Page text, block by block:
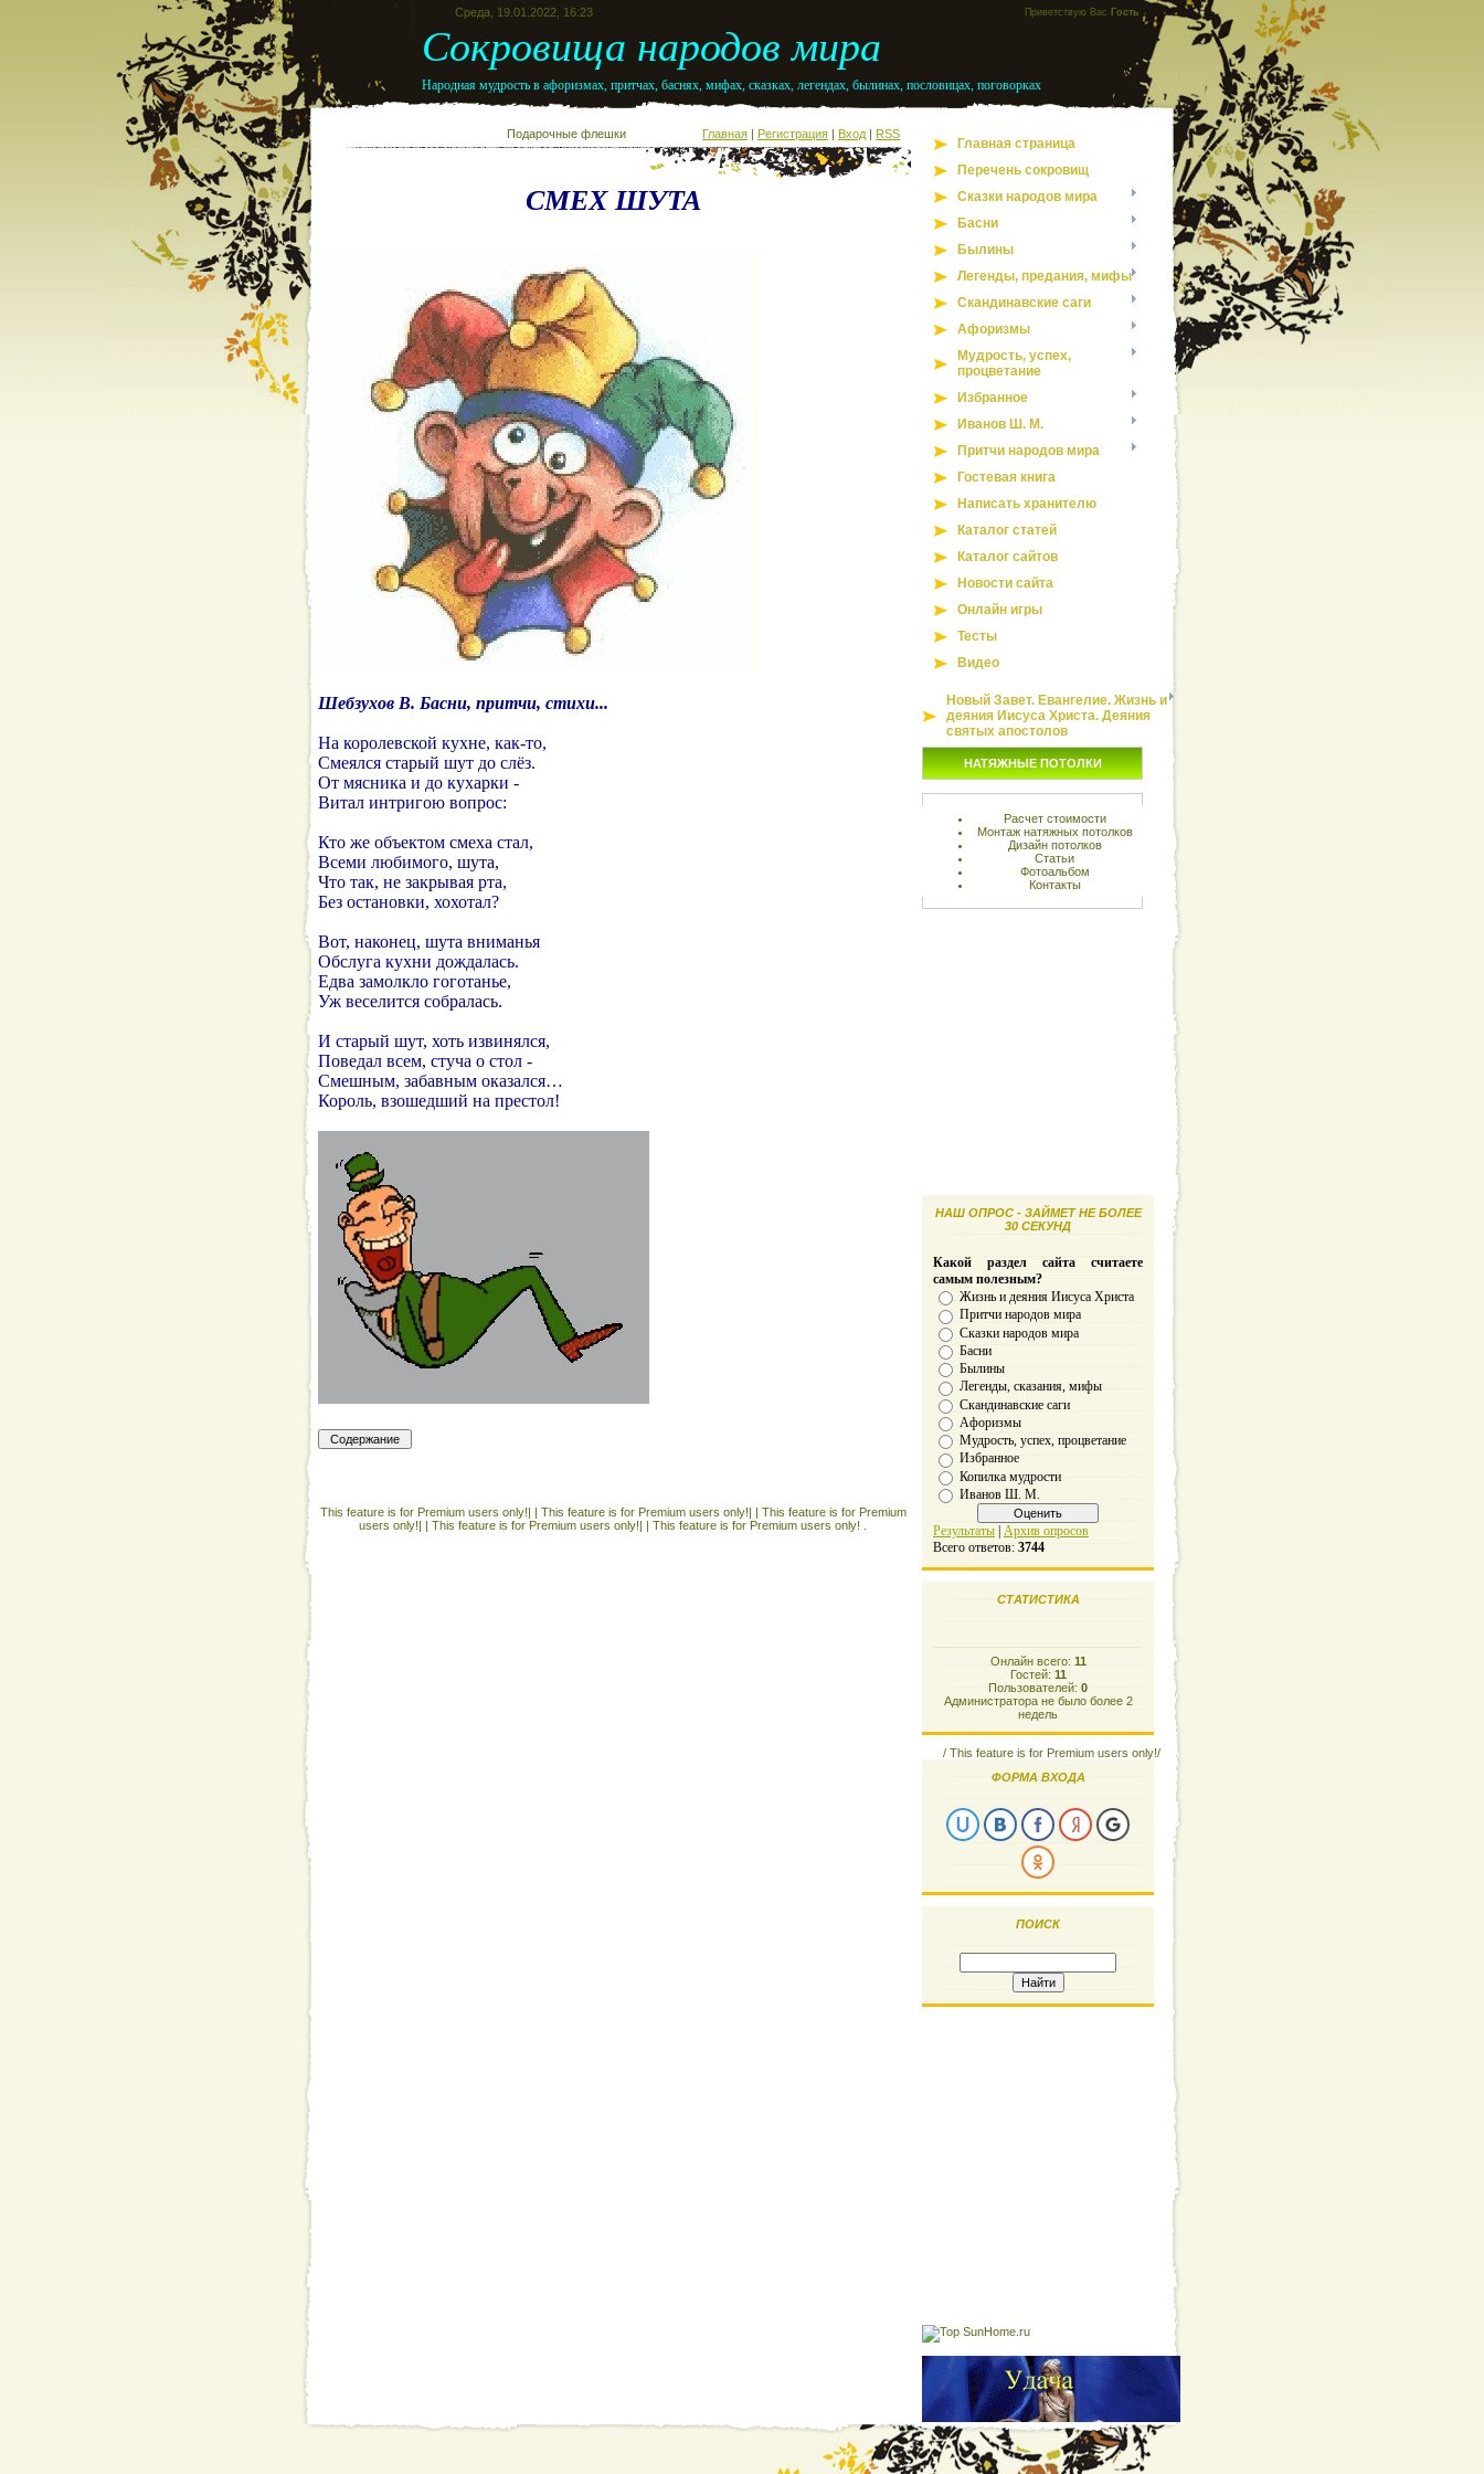
Среда, 19.01.2022, 16:23 Приветствую Вас Гость
Сокровища народов мира
Народная мудрость в афоризмах, притчах, баснях, мифах, сказках, легендах, былинах, пословицах, поговорках
Подарочные флешки Главная | Регистрация | Вход | RSS
СМЕХ ШУТА
Шебзухов В. Басни, притчи, стихи...
На королевской кухне, как-то,
Смеялся старый шут до слёз.
От мясника и до кухарки -
Витал интригою вопрос:
Кто же объектом смеха стал,
Всеми любимого, шута,
Что так, не закрывая рта,
Без остановки, хохотал?
Вот, наконец, шута вниманья
Обслуга кухни дождалась.
Едва замолкло гоготанье,
Уж веселится собралась.
И старый шут, хоть извинялся,
Поведал всем, стуча о стол -
Смешным, забавным оказался…
Король, взошедший на престол!
This feature is for Premium users only!| | This feature is for Premium users only!| | This feature is for Premium
users only!| | This feature is for Premium users only!| | This feature is for Premium users only! .
Главная страница
Перечень сокровищ
Сказки народов мира
Басни
Былины
Легенды, предания, мифы
Скандинавские саги
Афоризмы
Мудрость, успех,
процветание
Избранное
Иванов Ш. М.
Притчи народов мира
Гостевая книга
Написать хранителю
Каталог статей
Каталог сайтов
Новости сайта
Онлайн игры
Тесты
Видео
Новый Завет. Евангелие. Жизнь и
деяния Иисуса Христа. Деяния
святых апостолов
НАТЯЖНЫЕ ПОТОЛКИ
Расчет стоимости
Монтаж натяжных потолков
Дизайн потолков
Статьи
Фотоальбом
Контакты
НАШ ОПРОС - ЗАЙМЕТ НЕ БОЛЕЕ
30 СЕКУНД
Какой раздел сайта считаете
самым полезным?
Жизнь и деяния Иисуса Христа
Притчи народов мира
Сказки народов мира
Басни
Былины
Легенды, сказания, мифы
Скандинавские саги
Афоризмы
Мудрость, успех, процветание
Избранное
Копилка мудрости
Иванов Ш. М.
Результаты Архив опросов
Всего ответов: 3744
СТАТИСТИКА
Онлайн всего: 11
Гостей: 11
Пользователей: 0
Администратора не было более 2
недель
/ This feature is for Premium users only!/
ФОРМА ВХОДА
ПОИСК